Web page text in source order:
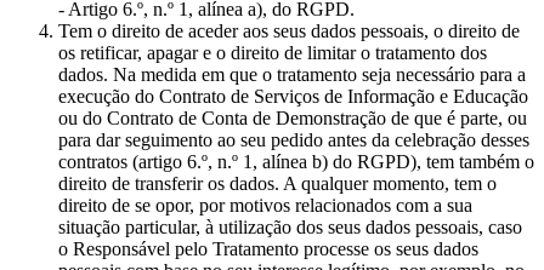
- Artigo 6.º, n.º 1, alínea a), do RGPD.
Tem o direito de aceder aos seus dados pessoais, o direito de
os retificar, apagar e o direito de limitar o tratamento dos
dados. Na medida em que o tratamento seja necessário para a
execução do Contrato de Serviços de Informação e Educação
ou do Contrato de Conta de Demonstração de que é parte, ou
para dar seguimento ao seu pedido antes da celebração desses
contratos (artigo 6.º, n.º 1, alínea b) do RGPD), tem também o
direito de transferir os dados. A qualquer momento, tem o
direito de se opor, por motivos relacionados com a sua
situação particular, à utilização dos seus dados pessoais, caso
o Responsável pelo Tratamento processe os seus dados